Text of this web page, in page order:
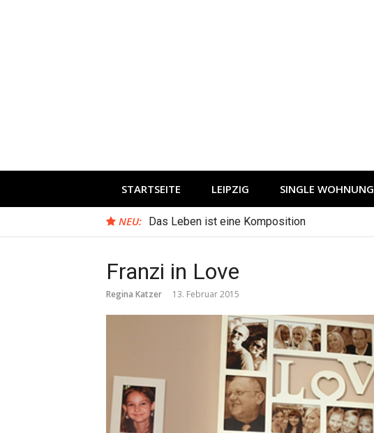
STARTSEITE LEIPZIG SINGLE WOHNUNG
NEU: Das Leben ist eine Komposition
Franzi in Love
Regina Katzer 13. Februar 2015